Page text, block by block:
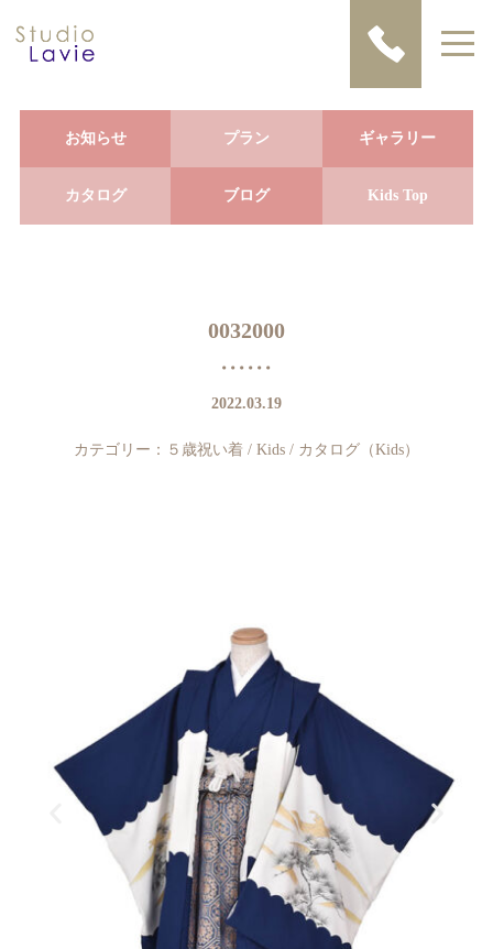
お知らせ プラン ギャラリー
カタログ ブログ Kids Top
0032000
2022.03.19
カテゴリー： ５歳祝い着 / Kids / カタログ（Kids）